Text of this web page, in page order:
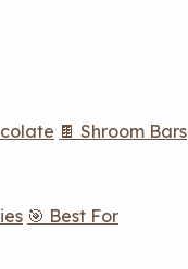
🍫 Shroom Bars
🎯 Best For